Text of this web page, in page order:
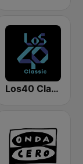
Los40 Classic